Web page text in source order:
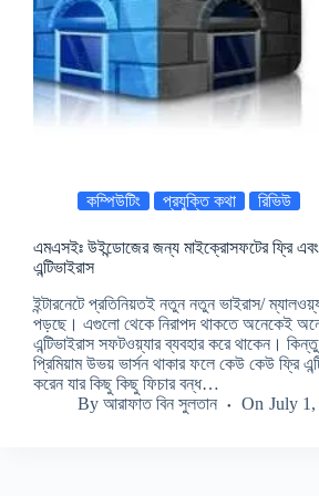
কম্পিউটিং প্রযুক্তি কথা রিভিউ
এমএসইঃ উইন্ডোজের জন্য মাইক্রোসফটের ফ্রি এবং
এন্টিভাইরাস
ইন্টারনেটে প্রতিনিয়তই নতুন নতুন ভাইরাস/
পড়ছে। এগুলো থেকে নিরাপদ থাকতে অনেকেই অনেক
এন্টিভাইরাস সফটওয়্যার ব্যবহার করে থাকেন।
প্রিমিয়াম উভয় ভার্সন থাকার ফলে কেউ কেউ ফ্রি
করেন যার কিছু কিছু ফিচার বন্ধ…
By আরাফাত বিন সুলতান On July 1,